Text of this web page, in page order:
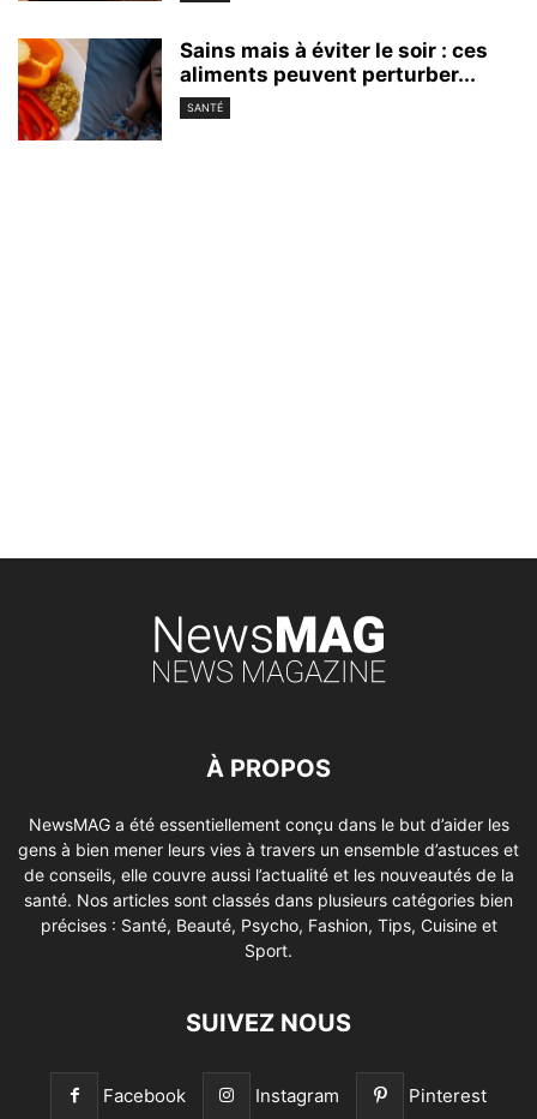
Sains mais à éviter le soir : ces
aliments peuvent perturber...
SANTÉ
À PROPOS
NewsMAG a été essentiellement conçu dans le but d’aider les
gens à bien mener leurs vies à travers un ensemble d’astuces et
de conseils, elle couvre aussi l’actualité et les nouveautés de la
santé. Nos articles sont classés dans plusieurs catégories bien
précises : Santé, Beauté, Psycho, Fashion, Tips, Cuisine et
Sport.
SUIVEZ NOUS
Facebook Instagram Pinterest